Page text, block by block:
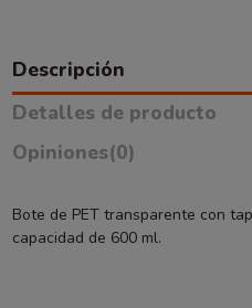
Descripción
Detalles de producto
Opiniones(0)
Bote de PET transparente con
capacidad de 600 ml.